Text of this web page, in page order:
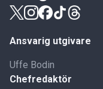
Ansvarig utgivare
Uffe Bodin
Chefredaktör